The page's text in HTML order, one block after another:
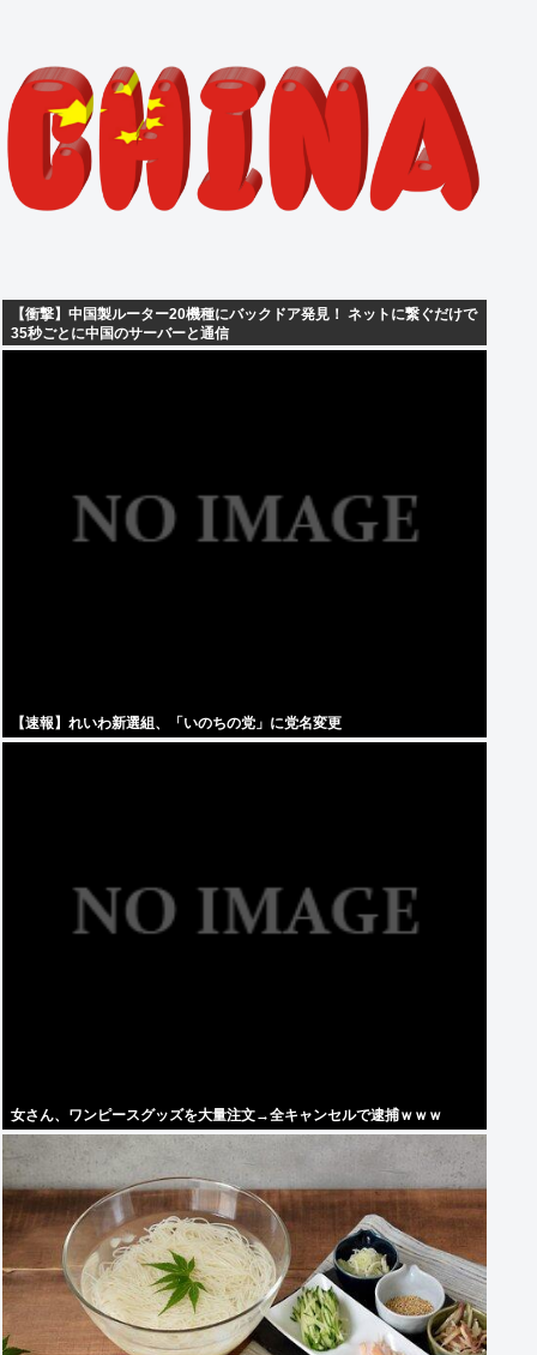
【衝撃】中国製ルーター20機種にバックドア発見！ ネットに繋ぐだけで
35秒ごとに中国のサーバーと通信
【速報】れいわ新選組、「いのちの党」に党名変更
女さん、ワンピースグッズを大量注文→全キャンセルで逮捕ｗｗｗ